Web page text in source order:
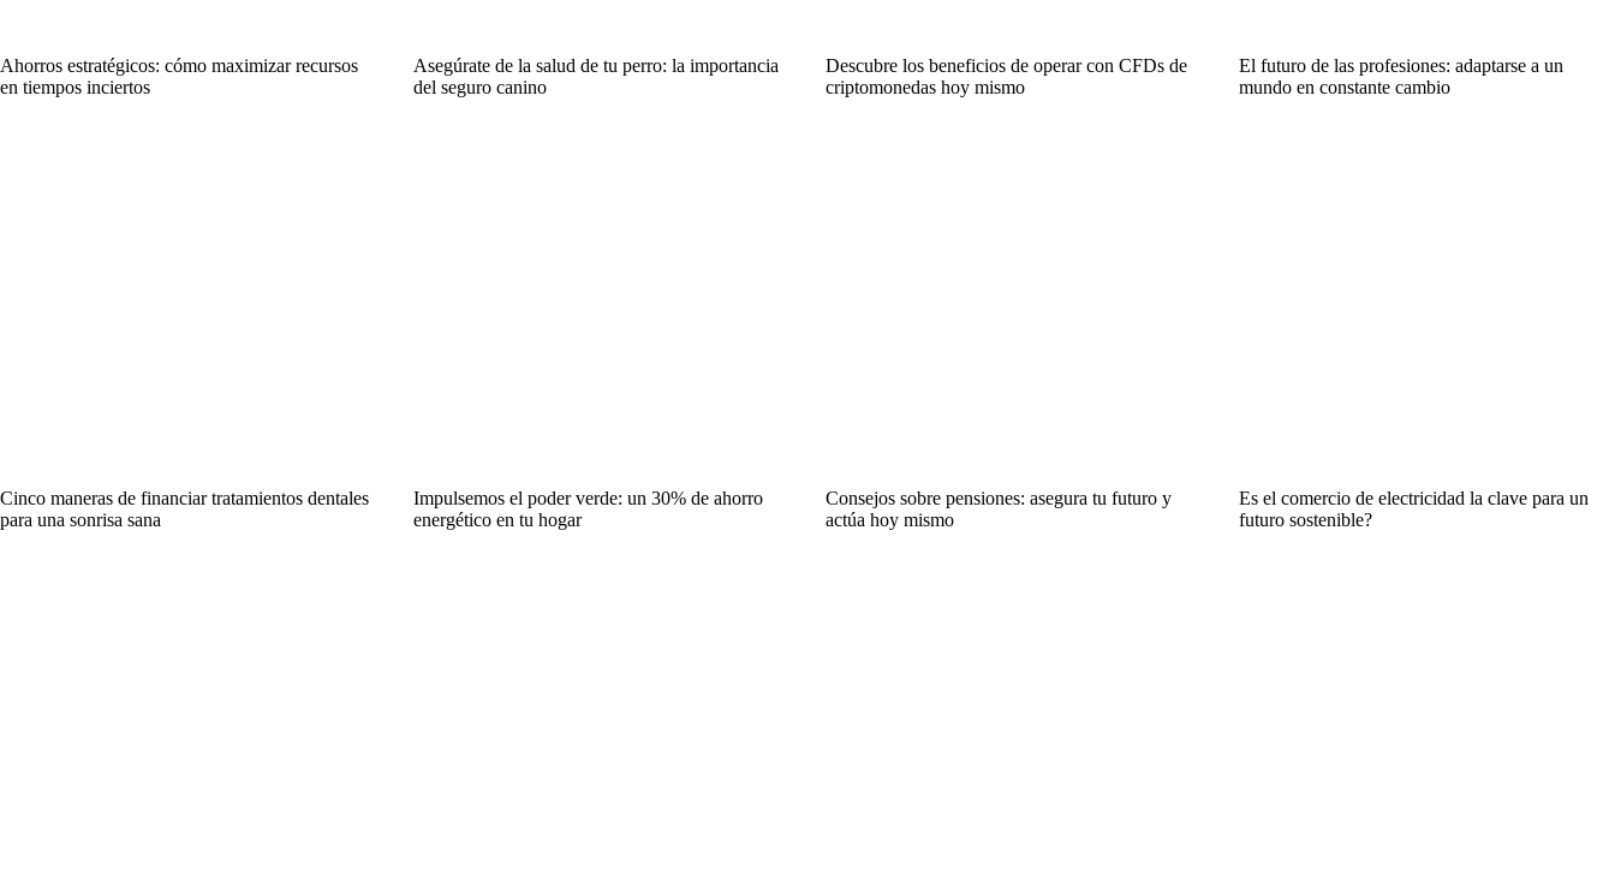
Ahorros estratégicos: cómo maximizar recursos
en tiempos inciertos
Asegúrate de la salud de tu perro: la importancia
del seguro canino
Descubre los beneficios de operar con CFDs de
criptomonedas hoy mismo
El futuro de las profesiones: adaptarse a un
mundo en constante cambio
Cinco maneras de financiar tratamientos dentales
para una sonrisa sana
Impulsemos el poder verde: un 30% de ahorro
energético en tu hogar
Consejos sobre pensiones: asegura tu futuro y
actúa hoy mismo
Es el comercio de electricidad la clave para un
futuro sostenible?